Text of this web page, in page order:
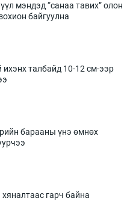
мэндэд “санаа тавих” олон
байгуулна
ихэнх талбайд 10-12 см-ээр
барааны үнэ өмнөх
гарч байна